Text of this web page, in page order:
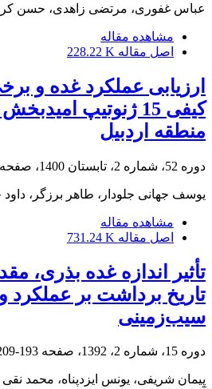
عباس غفوری، مرتضی زاهدی، حسن
مشاهده مقاله
اصل مقاله 228.22 K
ارزیابی عملکرد غده و
کیفی 15 ژنوتیپ
منطقه اردبیل
دوره 52، شماره 2، تابستان 1400، صفحه
یوسف جهانی جلودار، طاهر برزگر،
مشاهده مقاله
اصل مقاله 731.24 K
تأثیر اندازه غده بذری،
تاریخ برداشت بر عملکرد
سیب‌زمینی
دوره 15، شماره 2، 1392، صفحه 193-209
پیمان شریفی، یونس ایزدپناه، محمد